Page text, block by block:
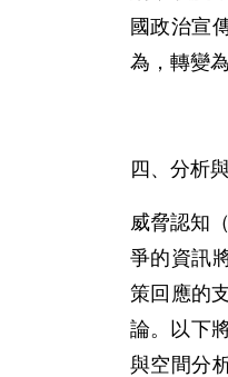
國政治宣
為，轉變
四、分析
威脅認知
爭的資訊
策回應的
論。以下
與空間分